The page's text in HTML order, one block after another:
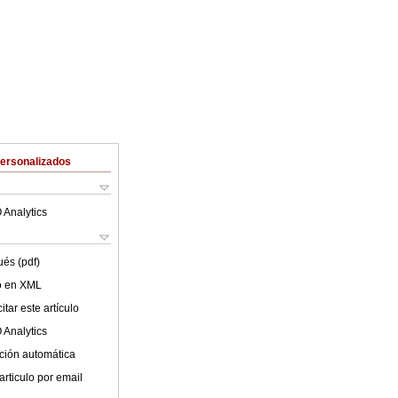
Analytics
(pdf)
en XML
este artículo
Analytics
automática
por email